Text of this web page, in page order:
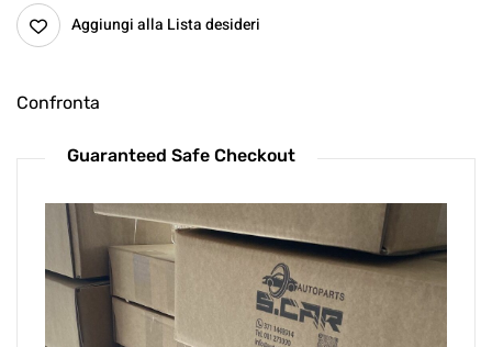
Aggiungi alla Lista desideri
Confronta
Guaranteed Safe Checkout